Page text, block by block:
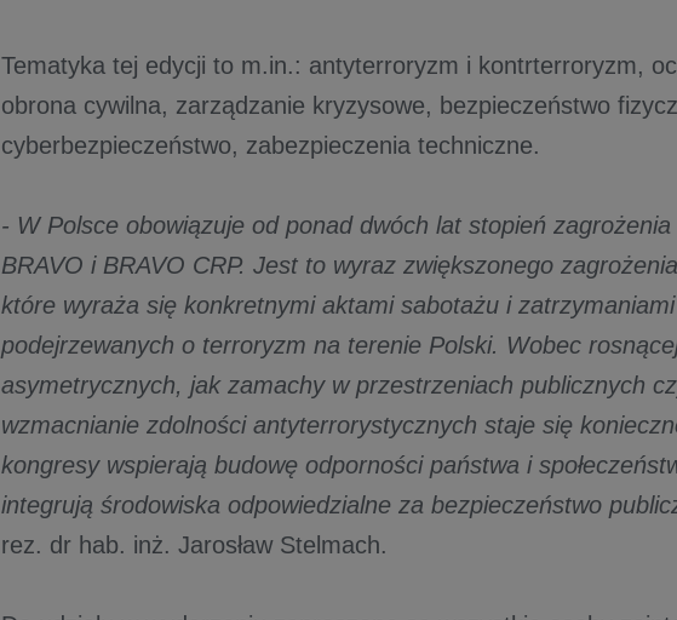
Tematyka tej edycji to m.in.: antyterroryzm i kontrterroryzm,
obrona cywilna, zarządzanie kryzysowe, bezpieczeństwo
cyberbezpieczeństwo, zabezpieczenia techniczne.
- W Polsce obowiązuje od ponad dwóch lat stopień
BRAVO i BRAVO CRP. Jest to wyraz zwiększonego
które wyraża się konkretnymi aktami sabotażu i
podejrzewanych o terroryzm na terenie Polski. Wobec
asymetrycznych, jak zamachy w przestrzeniach publicznych
wzmacnianie zdolności antyterrorystycznych staje się
kongresy wspierają budowę odporności państwa i
integrują środowiska odpowiedzialne za bezpieczeństwo
rez. dr hab. inż. Jarosław Stelmach.